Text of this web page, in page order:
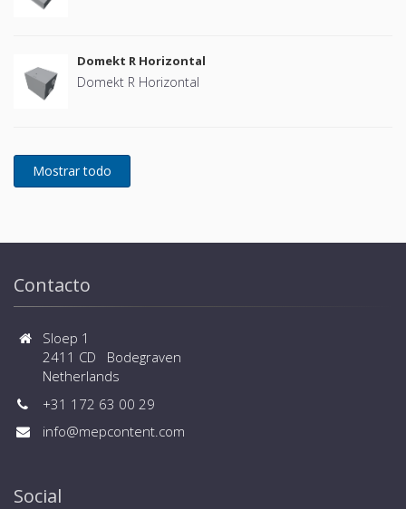
Domekt R Horizontal
Domekt R Horizontal
Contacto
Sloep 1
2411 CD Bodegraven
Netherlands
+31 172 63 00 29
info@mepcontent.com
Social